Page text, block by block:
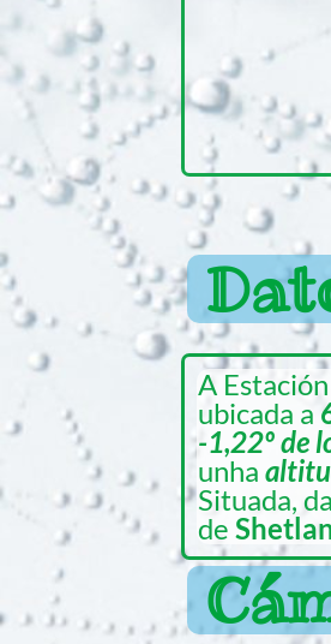
A Estación
ubicada a
-1,22º de
unha
Situada,
de